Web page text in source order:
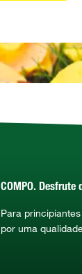
COMPO. Desfrute
Para
por uma